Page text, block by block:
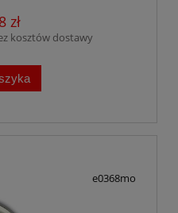
zł
kosztów dostawy
e0368mo